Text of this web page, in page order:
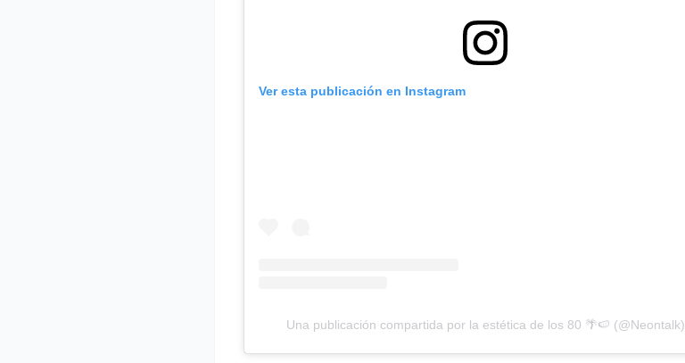
Ver esta publicación en Instagram
Una publicación compartida por la estética de los 80 🌴🍉 (@Neontalk)